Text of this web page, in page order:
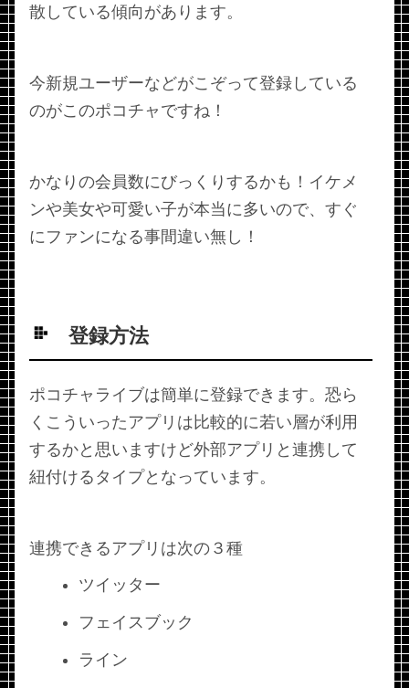
散している傾向があります。
今新規ユーザーなどがこぞって登録している
のがこのポコチャですね！
かなりの会員数にびっくりするかも！イケメ
ンや美女や可愛い子が本当に多いので、すぐ
にファンになる事間違い無し！
登録方法
ポコチャライブは簡単に登録できます。恐ら
くこういったアプリは比較的に若い層が利用
するかと思いますけど外部アプリと連携して
紐付けるタイプとなっています。
連携できるアプリは次の３種
ツイッター
フェイスブック
ライン